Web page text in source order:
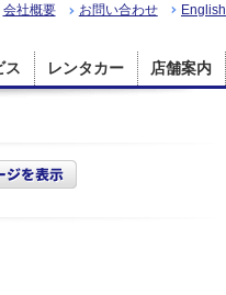
会社概要 お問い合わせ English
ス レンタカー 店舗案内